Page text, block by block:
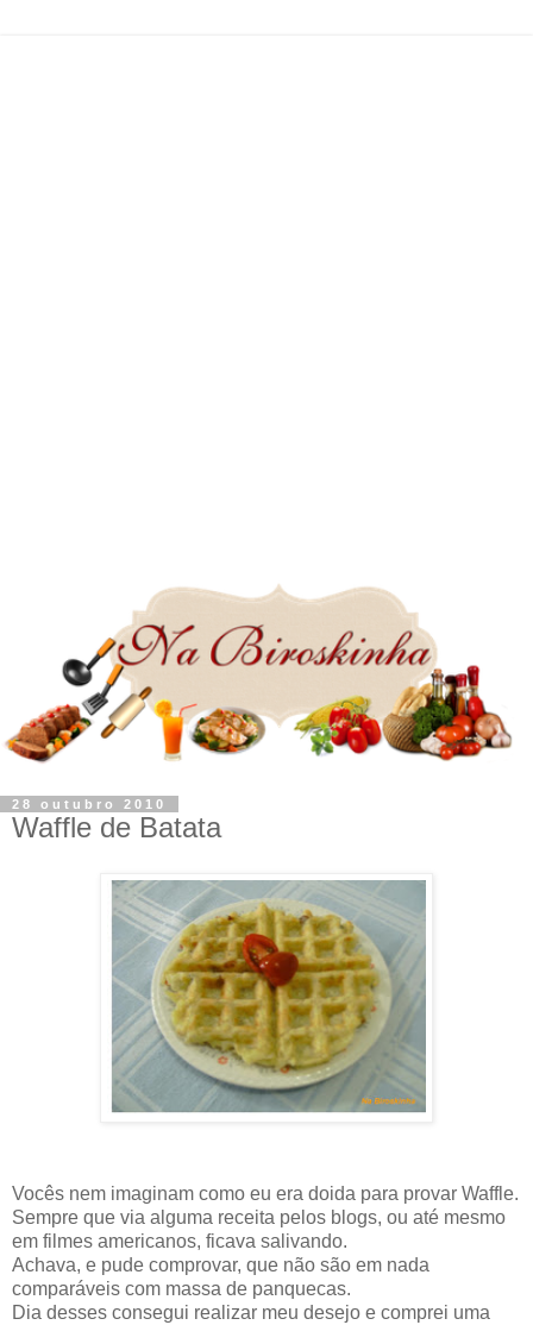
28 outubro 2010
Waffle de Batata
Vocês nem imaginam como eu era doida para provar Waffle.
Sempre que via alguma receita pelos blogs, ou até mesmo
em filmes americanos, ficava salivando.
Achava, e pude comprovar, que não são em nada
comparáveis com massa de panquecas.
Dia desses consegui realizar meu desejo e comprei uma